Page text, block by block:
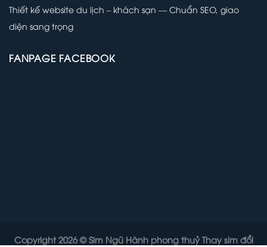
Thiết kế website du lịch – khách sạn — Chuẩn SEO, giao
diện sang trọng
FANPAGE FACEBOOK
Copyright 2026 ©Sim Ngũ Hành phong thuỷ Thay sim đổi